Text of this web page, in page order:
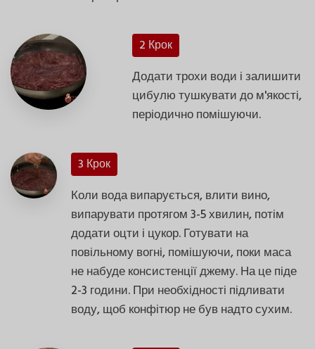
2 Крок
Додати трохи води і залишити
цибулю тушкувати до м'якості,
періодично помішуючи.
3 Крок
Коли вода випарується, влити вино,
випарувати протягом 3-5 хвилин, потім
додати оцти і цукор. Готувати на
повільному вогні, помішуючи, поки маса
не набуде консистенції джему. На це піде
2-3 години. При необхідності підливати
воду, щоб конфітюр не був надто сухим.